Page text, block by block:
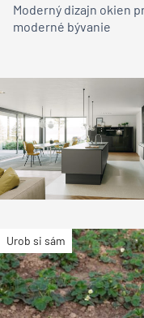
Moderný dizajn okien
moderné bývanie
Urob si sám